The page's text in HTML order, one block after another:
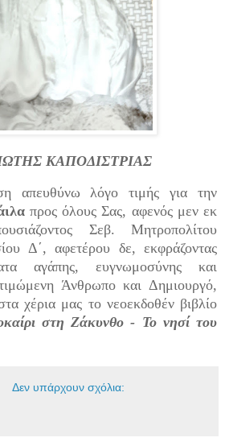
ΚΑΠΟΔΙΣΤΡΙΑΣ
απευθύνω λόγο τιμής για την
προς όλους Σας, αφενός μεν εκ
Σεβ. Μητροπολίτου
Δ΄, αφετέρου δε, εκφράζοντας
αγάπης, ευγνωμοσύνης και
Άνθρωπο και Δημιουργό,
χέρια μας το νεοεκδοθέν βιβλίο
στη Ζάκυνθο - Το νησί του
Δεν υπάρχουν σχόλια: